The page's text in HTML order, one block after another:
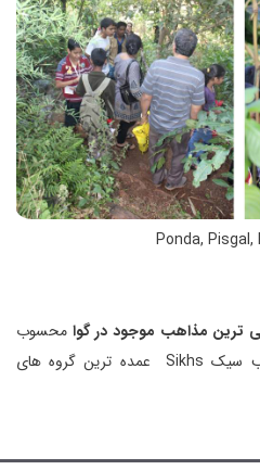
ترین مذاهب موجود در گوا محسوب
شده و پس از آن اسلام و مذهب سیک Sikhs عمده ترین گروه های